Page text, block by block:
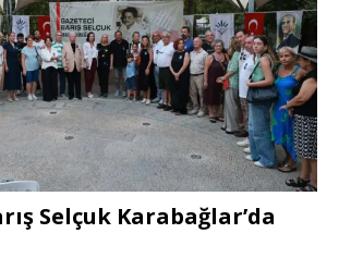
Selçuk Karabağlar’da